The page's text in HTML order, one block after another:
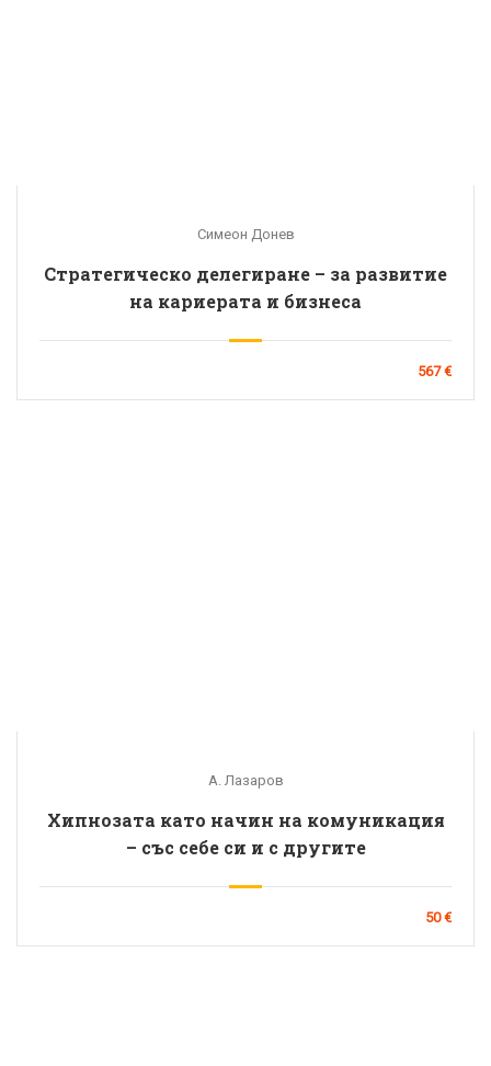
Симеон Донев
Стратегическо делегиране – за развитие
на кариерата и бизнеса
567 €
А. Лазаров
Хипнозата като начин на комуникация
– със себе си и с другите
50 €